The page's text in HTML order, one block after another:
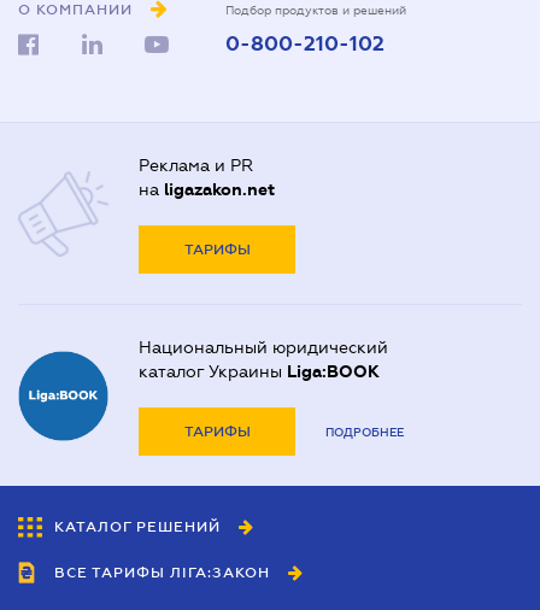
О КОМПАНИИ Подбор продуктов и решений
0-800-210-102
Реклама и PR
на ligazakon.net
ТАРИФЫ
Национальный юридический
каталог Украины Liga:BOOK
ТАРИФЫ ПОДРОБНЕЕ
КАТАЛОГ РЕШЕНИЙ
ВСЕ ТАРИФЫ ЛІГА:ЗАКОН